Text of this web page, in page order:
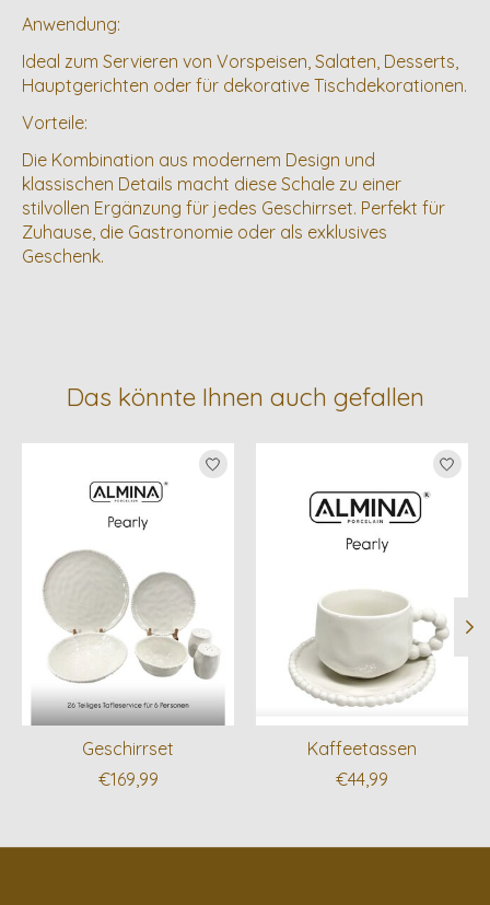
Anwendung:
Ideal zum Servieren von Vorspeisen, Salaten, Desserts,
Hauptgerichten oder für dekorative Tischdekorationen.
Vorteile:
Die Kombination aus modernem Design und
klassischen Details macht diese Schale zu einer
stilvollen Ergänzung für jedes Geschirrset. Perfekt für
Zuhause, die Gastronomie oder als exklusives
Geschenk.
Das könnte Ihnen auch gefallen
Produkt-Karussell-Artikel
Geschirrset
€169,99
Kaffeetassen
€44,99